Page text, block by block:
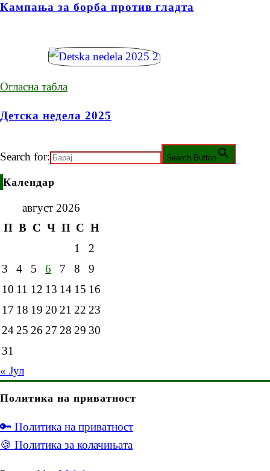
Кампања за борба против гладта
Огласна табла
Детска недела 2025
Search for: Search Button
Календар
август 2026
П В С Ч П С Н
1
2
3
4 5 6 7 8
9
10 11 12 13 14 15 16
17 18 19 20 21 22 23
24 25 26 27 28 29 30
31
« Јул
Политика на приватност
🔑 Политика на приватност
🍪 Политика за колачињата